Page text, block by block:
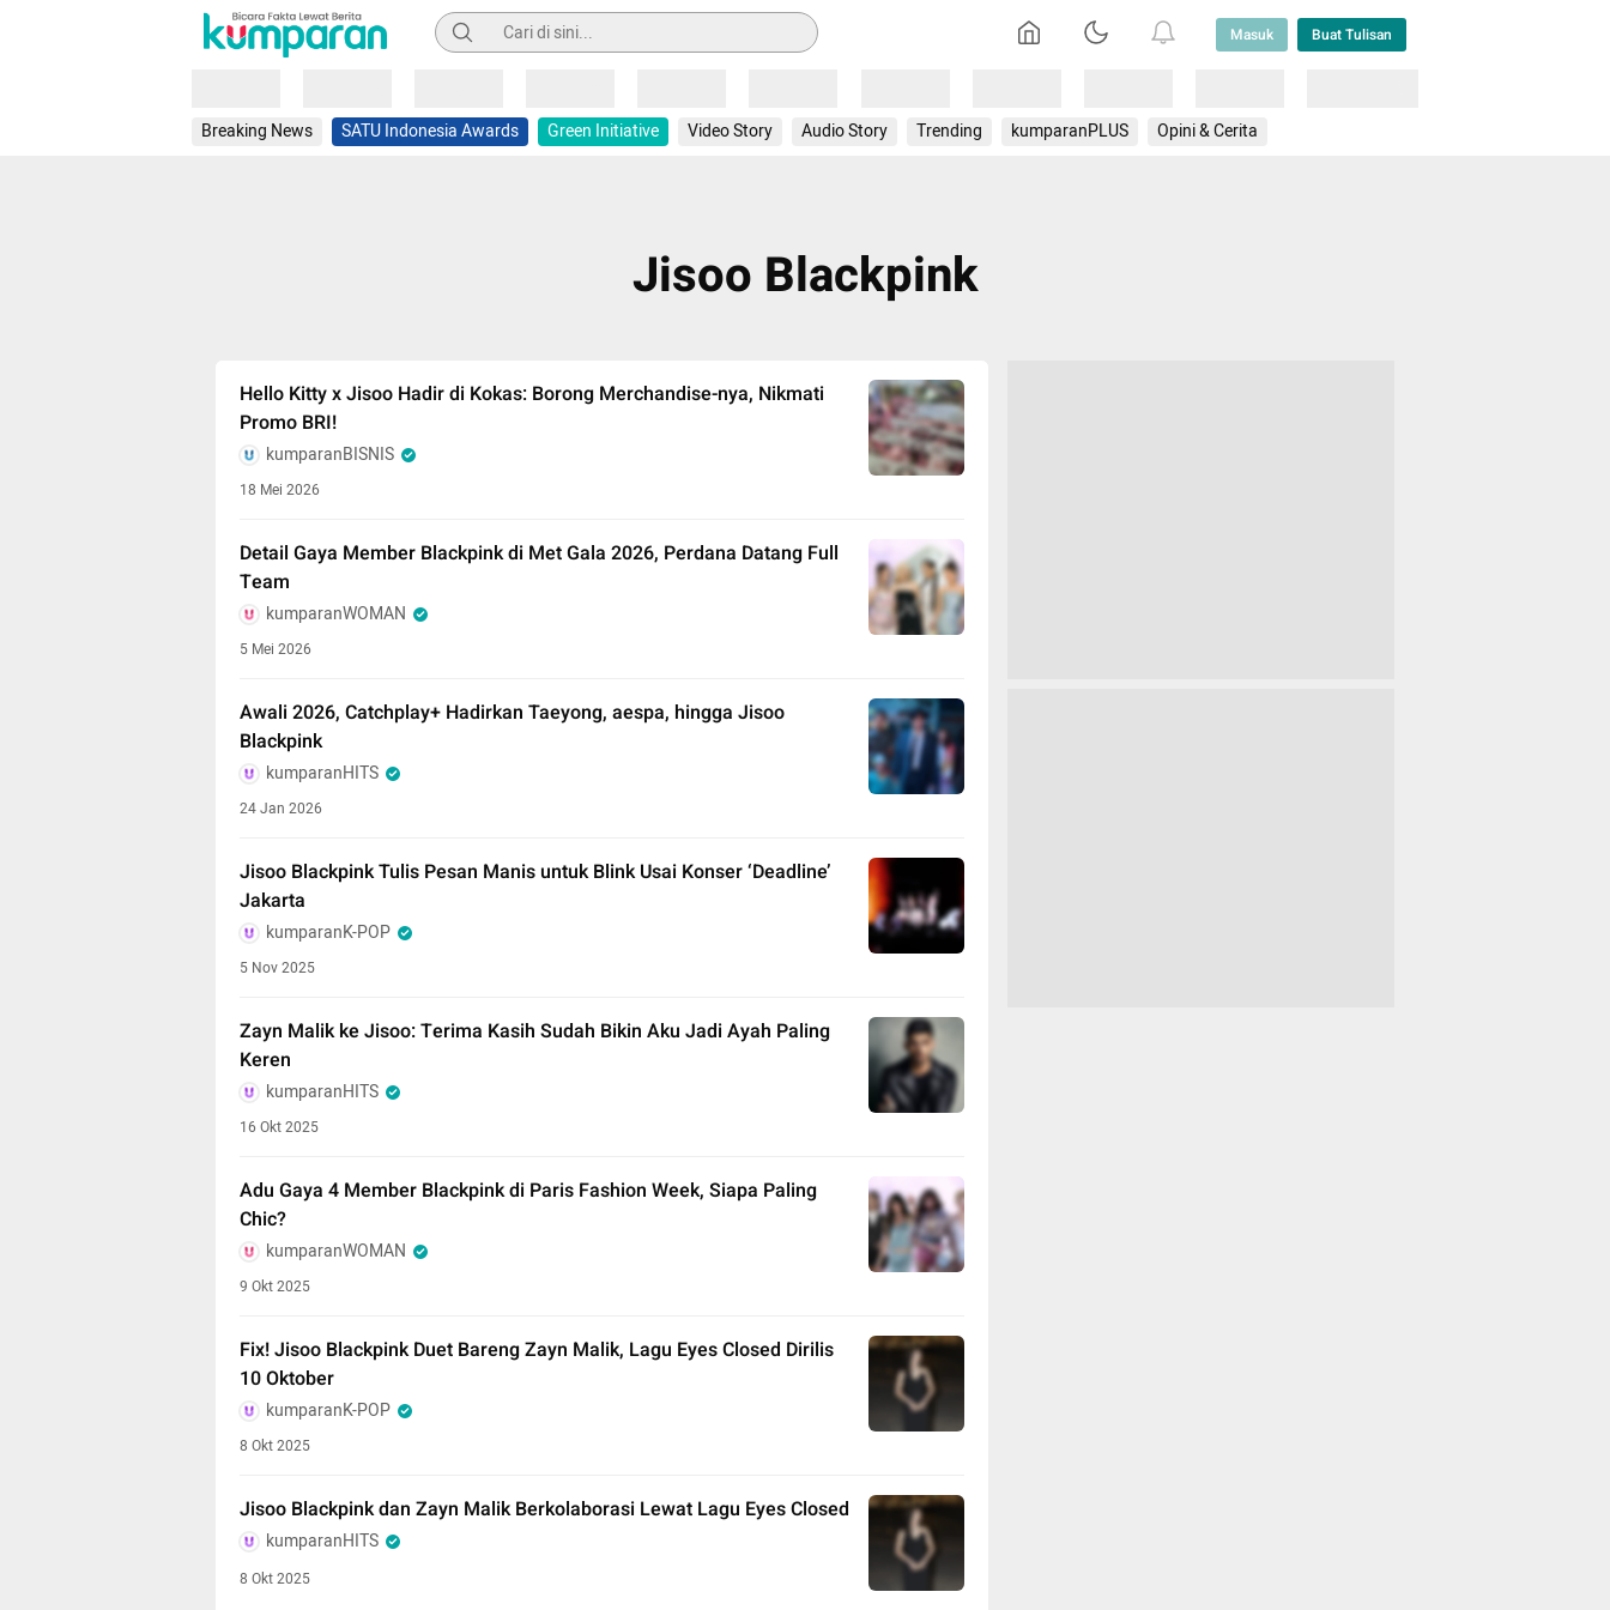
Pencarian Masuk Buat Tulisan
Breaking News SATU Indonesia Awards Green Initiative Video Story Audio Story Trending kumparanPLUS Opini & Cerita
Jisoo Blackpink
Hello Kitty x Jisoo Hadir di Kokas: Borong Merchandise-nya, Nikmati
Promo BRI!
kumparanBISNIS
18 Mei 2026
Detail Gaya Member Blackpink di Met Gala 2026, Perdana Datang Full
Team
kumparanWOMAN
5 Mei 2026
Awali 2026, Catchplay+ Hadirkan Taeyong, aespa, hingga Jisoo
Blackpink
kumparanHITS
24 Jan 2026
Jisoo Blackpink Tulis Pesan Manis untuk Blink Usai Konser ‘Deadline’
Jakarta
kumparanK-POP
5 Nov 2025
Zayn Malik ke Jisoo: Terima Kasih Sudah Bikin Aku Jadi Ayah Paling
Keren
kumparanHITS
16 Okt 2025
Adu Gaya 4 Member Blackpink di Paris Fashion Week, Siapa Paling
Chic?
kumparanWOMAN
9 Okt 2025
Fix! Jisoo Blackpink Duet Bareng Zayn Malik, Lagu Eyes Closed Dirilis
10 Oktober
kumparanK-POP
8 Okt 2025
Jisoo Blackpink dan Zayn Malik Berkolaborasi Lewat Lagu Eyes Closed
kumparanHITS
8 Okt 2025